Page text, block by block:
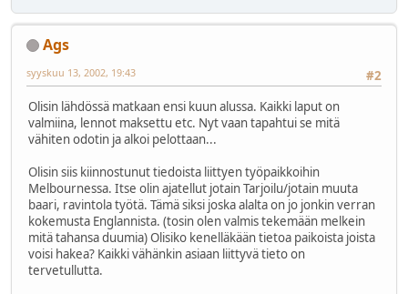
Ags
#2
syyskuu 13, 2002, 19:43
Olisin lähdössä matkaan ensi kuun alussa. Kaikki laput on
valmiina, lennot maksettu etc. Nyt vaan tapahtui se mitä
vähiten odotin ja alkoi pelottaan...
Olisin siis kiinnostunut tiedoista liittyen työpaikkoihin
Melbournessa. Itse olin ajatellut jotain Tarjoilu/jotain muuta
baari, ravintola työtä. Tämä siksi joska alalta on jo jonkin verran
kokemusta Englannista. (tosin olen valmis tekemään melkein
mitä tahansa duumia) Olisiko kenelläkään tietoa paikoista joista
voisi hakea? Kaikki vähänkin asiaan liittyvä tieto on
tervetullutta.